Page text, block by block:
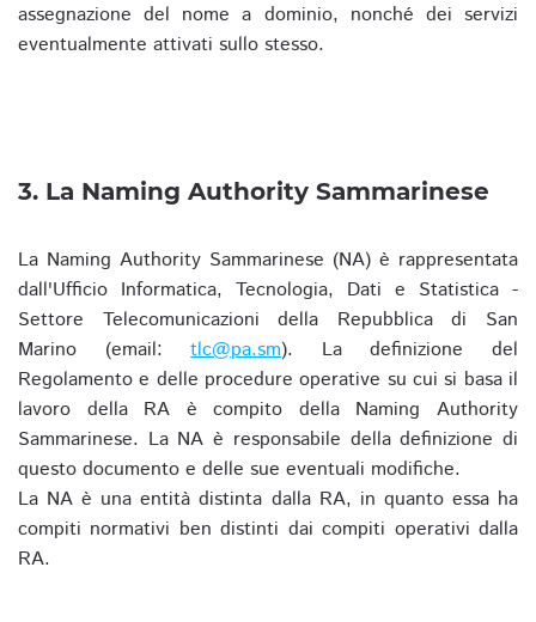
assegnazione del nome a dominio, nonché dei servizi
eventualmente attivati sullo stesso.
3. La Naming Authority Sammarinese
La Naming Authority Sammarinese (NA) è rappresentata
dall'Ufficio Informatica, Tecnologia, Dati e Statistica -
Settore Telecomunicazioni della Repubblica di San
Marino (email:tlc@pa.sm). La definizione del
Regolamento e delle procedure operative su cui si basa il
lavoro della RA è compito della Naming Authority
Sammarinese. La NA è responsabile della definizione di
questo documento e delle sue eventuali modifiche.
La NA è una entità distinta dalla RA, in quanto essa ha
compiti normativi ben distinti dai compiti operativi dalla
RA.